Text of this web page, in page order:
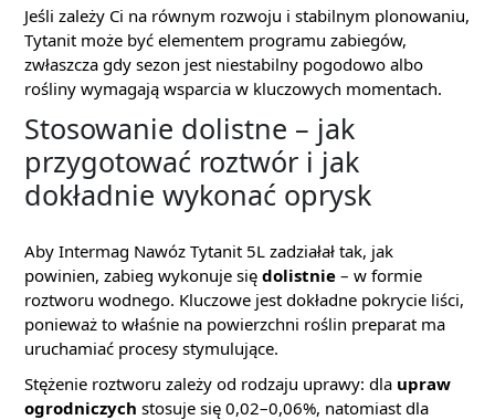
Jeśli zależy Ci na równym rozwoju i stabilnym plonowaniu,
Tytanit może być elementem programu zabiegów,
zwłaszcza gdy sezon jest niestabilny pogodowo albo
rośliny wymagają wsparcia w kluczowych momentach.
Stosowanie dolistne – jak
przygotować roztwór i jak
dokładnie wykonać oprysk
Aby Intermag Nawóz Tytanit 5L zadziałał tak, jak
powinien, zabieg wykonuje się dolistnie – w formie
roztworu wodnego. Kluczowe jest dokładne pokrycie liści,
ponieważ to właśnie na powierzchni roślin preparat ma
uruchamiać procesy stymulujące.
Stężenie roztworu zależy od rodzaju uprawy: dla upraw
ogrodniczych stosuje się 0,02–0,06%, natomiast dla